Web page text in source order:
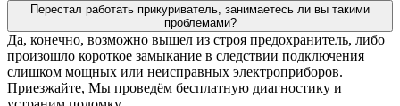
Перестал работать прикуриватель, занимаетесь ли вы такими
проблемами?
Да, конечно, возможно вышел из строя предохранитель, либо
произошло короткое замыкание в следствии подключения
слишком мощных или неисправных электроприборов.
Приезжайте, Мы проведём бесплатную диагностику и